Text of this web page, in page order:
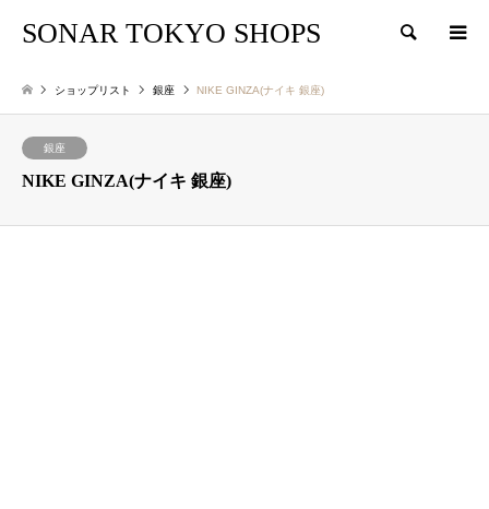
SONAR TOKYO SHOPS 検索
ショップリスト 銀座 NIKE GINZA(ナイキ 銀座)
銀座
NIKE GINZA(ナイキ 銀座)